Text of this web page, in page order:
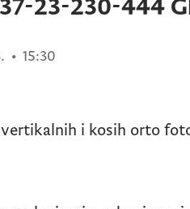
23-230-444
• 15:30
i kosih orto